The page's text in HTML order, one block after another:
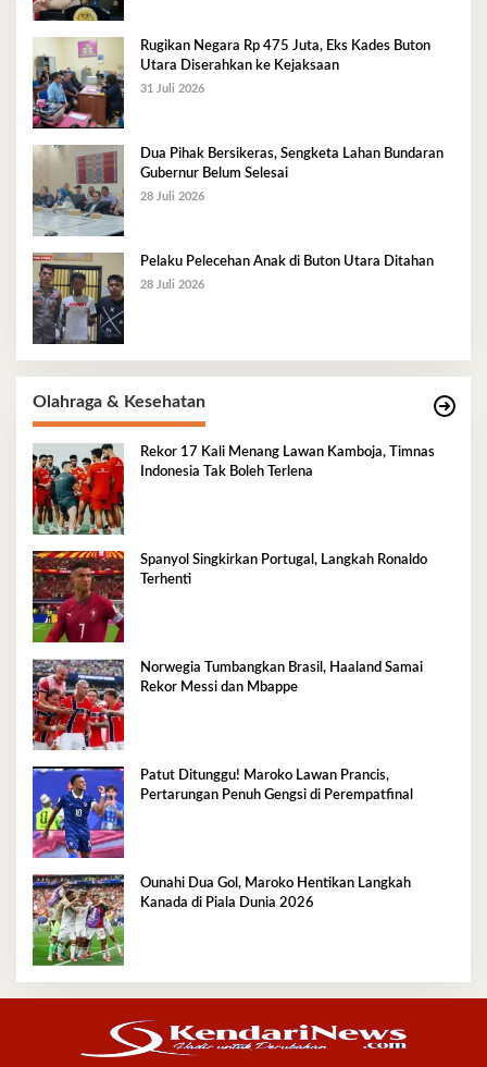
Rugikan Negara Rp 475 Juta, Eks Kades Buton
Utara Diserahkan ke Kejaksaan
31 Juli 2026
Dua Pihak Bersikeras, Sengketa Lahan Bundaran
Gubernur Belum Selesai
28 Juli 2026
Pelaku Pelecehan Anak di Buton Utara Ditahan
28 Juli 2026
Olahraga & Kesehatan
Rekor 17 Kali Menang Lawan Kamboja, Timnas
Indonesia Tak Boleh Terlena
Spanyol Singkirkan Portugal, Langkah Ronaldo
Terhenti
Norwegia Tumbangkan Brasil, Haaland Samai
Rekor Messi dan Mbappe
Patut Ditunggu! Maroko Lawan Prancis,
Pertarungan Penuh Gengsi di Perempatfinal
Ounahi Dua Gol, Maroko Hentikan Langkah
Kanada di Piala Dunia 2026